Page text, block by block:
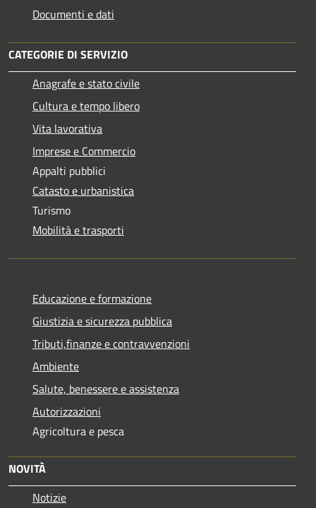
Documenti e dati
CATEGORIE DI SERVIZIO
Anagrafe e stato civile
Cultura e tempo libero
Vita lavorativa
Imprese e Commercio
Appalti pubblici
Catasto e urbanistica
Turismo
Mobilità e trasporti
Educazione e formazione
Giustizia e sicurezza pubblica
Tributi,finanze e contravvenzioni
Ambiente
Salute, benessere e assistenza
Autorizzazioni
Agricoltura e pesca
NOVITÀ
Notizie